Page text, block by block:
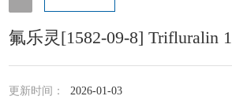
氟乐灵[1582-09-8] Trifluralin
更新时间：2026-01-03